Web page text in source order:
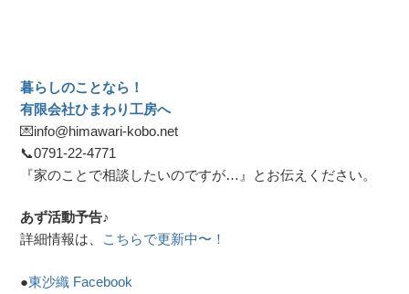
暮らしのことなら！
有限会社ひまわり工房へ
💌info@himawari-kobo.net
📞0791-22-4771
『家のことで相談したいのですが…』とお伝えください。
あず活動予告♪
詳細情報は、 こちらで更新中〜！
●東沙織 Facebook